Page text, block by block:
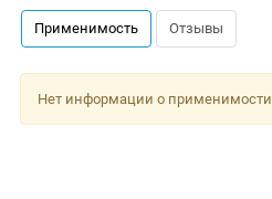
Применимость Отзывы
Нет информации о применимости